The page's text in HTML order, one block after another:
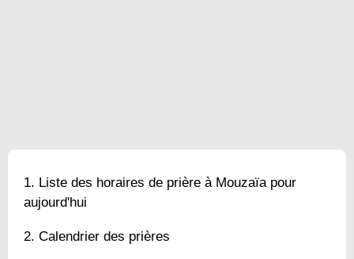
Liste des horaires de prière à Mouzaïa pour
aujourd'hui
Calendrier des prières